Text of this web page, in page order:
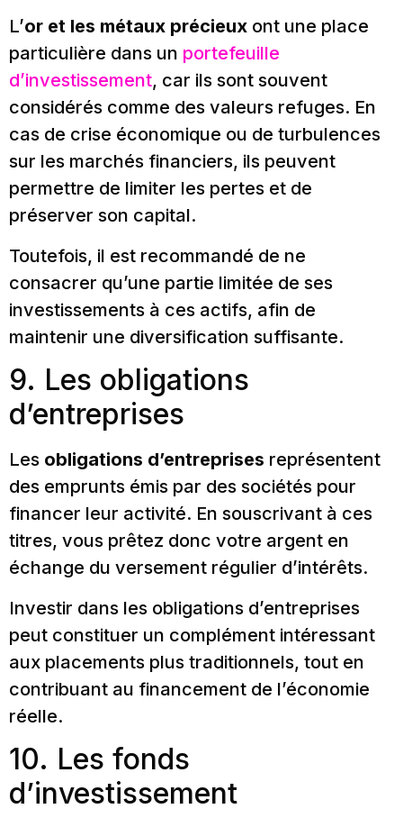
L’or et les métaux précieux ont une place
particulière dans un portefeuille
d’investissement, car ils sont souvent
considérés comme des valeurs refuges. En
cas de crise économique ou de turbulences
sur les marchés financiers, ils peuvent
permettre de limiter les pertes et de
préserver son capital.
Toutefois, il est recommandé de ne
consacrer qu’une partie limitée de ses
investissements à ces actifs, afin de
maintenir une diversification suffisante.
9. Les obligations
d’entreprises
Les obligations d’entreprises représentent
des emprunts émis par des sociétés pour
financer leur activité. En souscrivant à ces
titres, vous prêtez donc votre argent en
échange du versement régulier d’intérêts.
Investir dans les obligations d’entreprises
peut constituer un complément intéressant
aux placements plus traditionnels, tout en
contribuant au financement de l’économie
réelle.
10. Les fonds
d’investissement